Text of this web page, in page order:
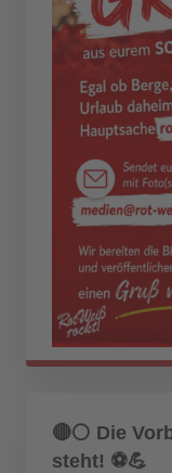
🔴⚪ Die
steht! ⚽💪